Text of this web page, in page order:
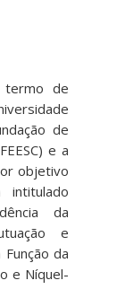
termo de
de
e a
objetivo
da
e
da
e Níquel-